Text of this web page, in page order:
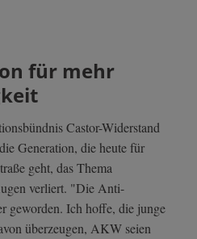
für mehr
Castor-Widerstand
Generation, die heute für
geht, das Thema
verliert. "Die Anti-
geworden. Ich hoffe, die junge
überzeugen, AKW seien